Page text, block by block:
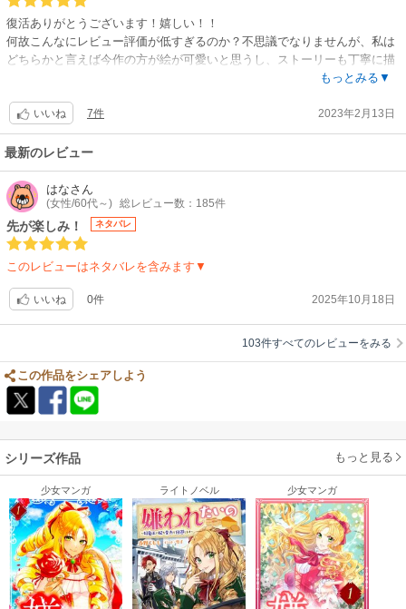
復活ありがとうございます！嬉しい！！
何故こんなにレビュー評価が低すぎるのか？不思議でなりませんが、私は
どちらかと言えば今作の方が絵が可愛いと思うし、ストーリーも丁寧に描
かれていると感じます。それにカラーなのがとても良いですね、イメージ
どうか今作はラストまで楽しませて下さい！！
タテヨミ、私は読みやすいですけどね。
もっとみる▼
いいね 7件 2023年2月13日
最新のレビュー
はなさん
(女性/60代～) 総レビュー数：185件
先が楽しみ！ ネタバレ
このレビューはネタバレを含みます▼
いいね 0件 2025年10月18日
103件すべてのレビューをみる
この作品をシェアしよう
シリーズ作品 もっと見る
少女マンガ ライトノベル 少女マンガ